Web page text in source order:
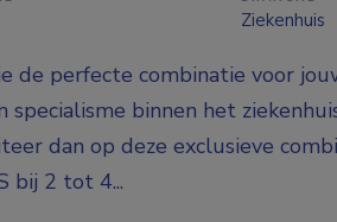
Ziekenhuis
de perfecte combinatie voor
specialisme binnen het
dan op deze exclusieve
bij 2 tot 4...